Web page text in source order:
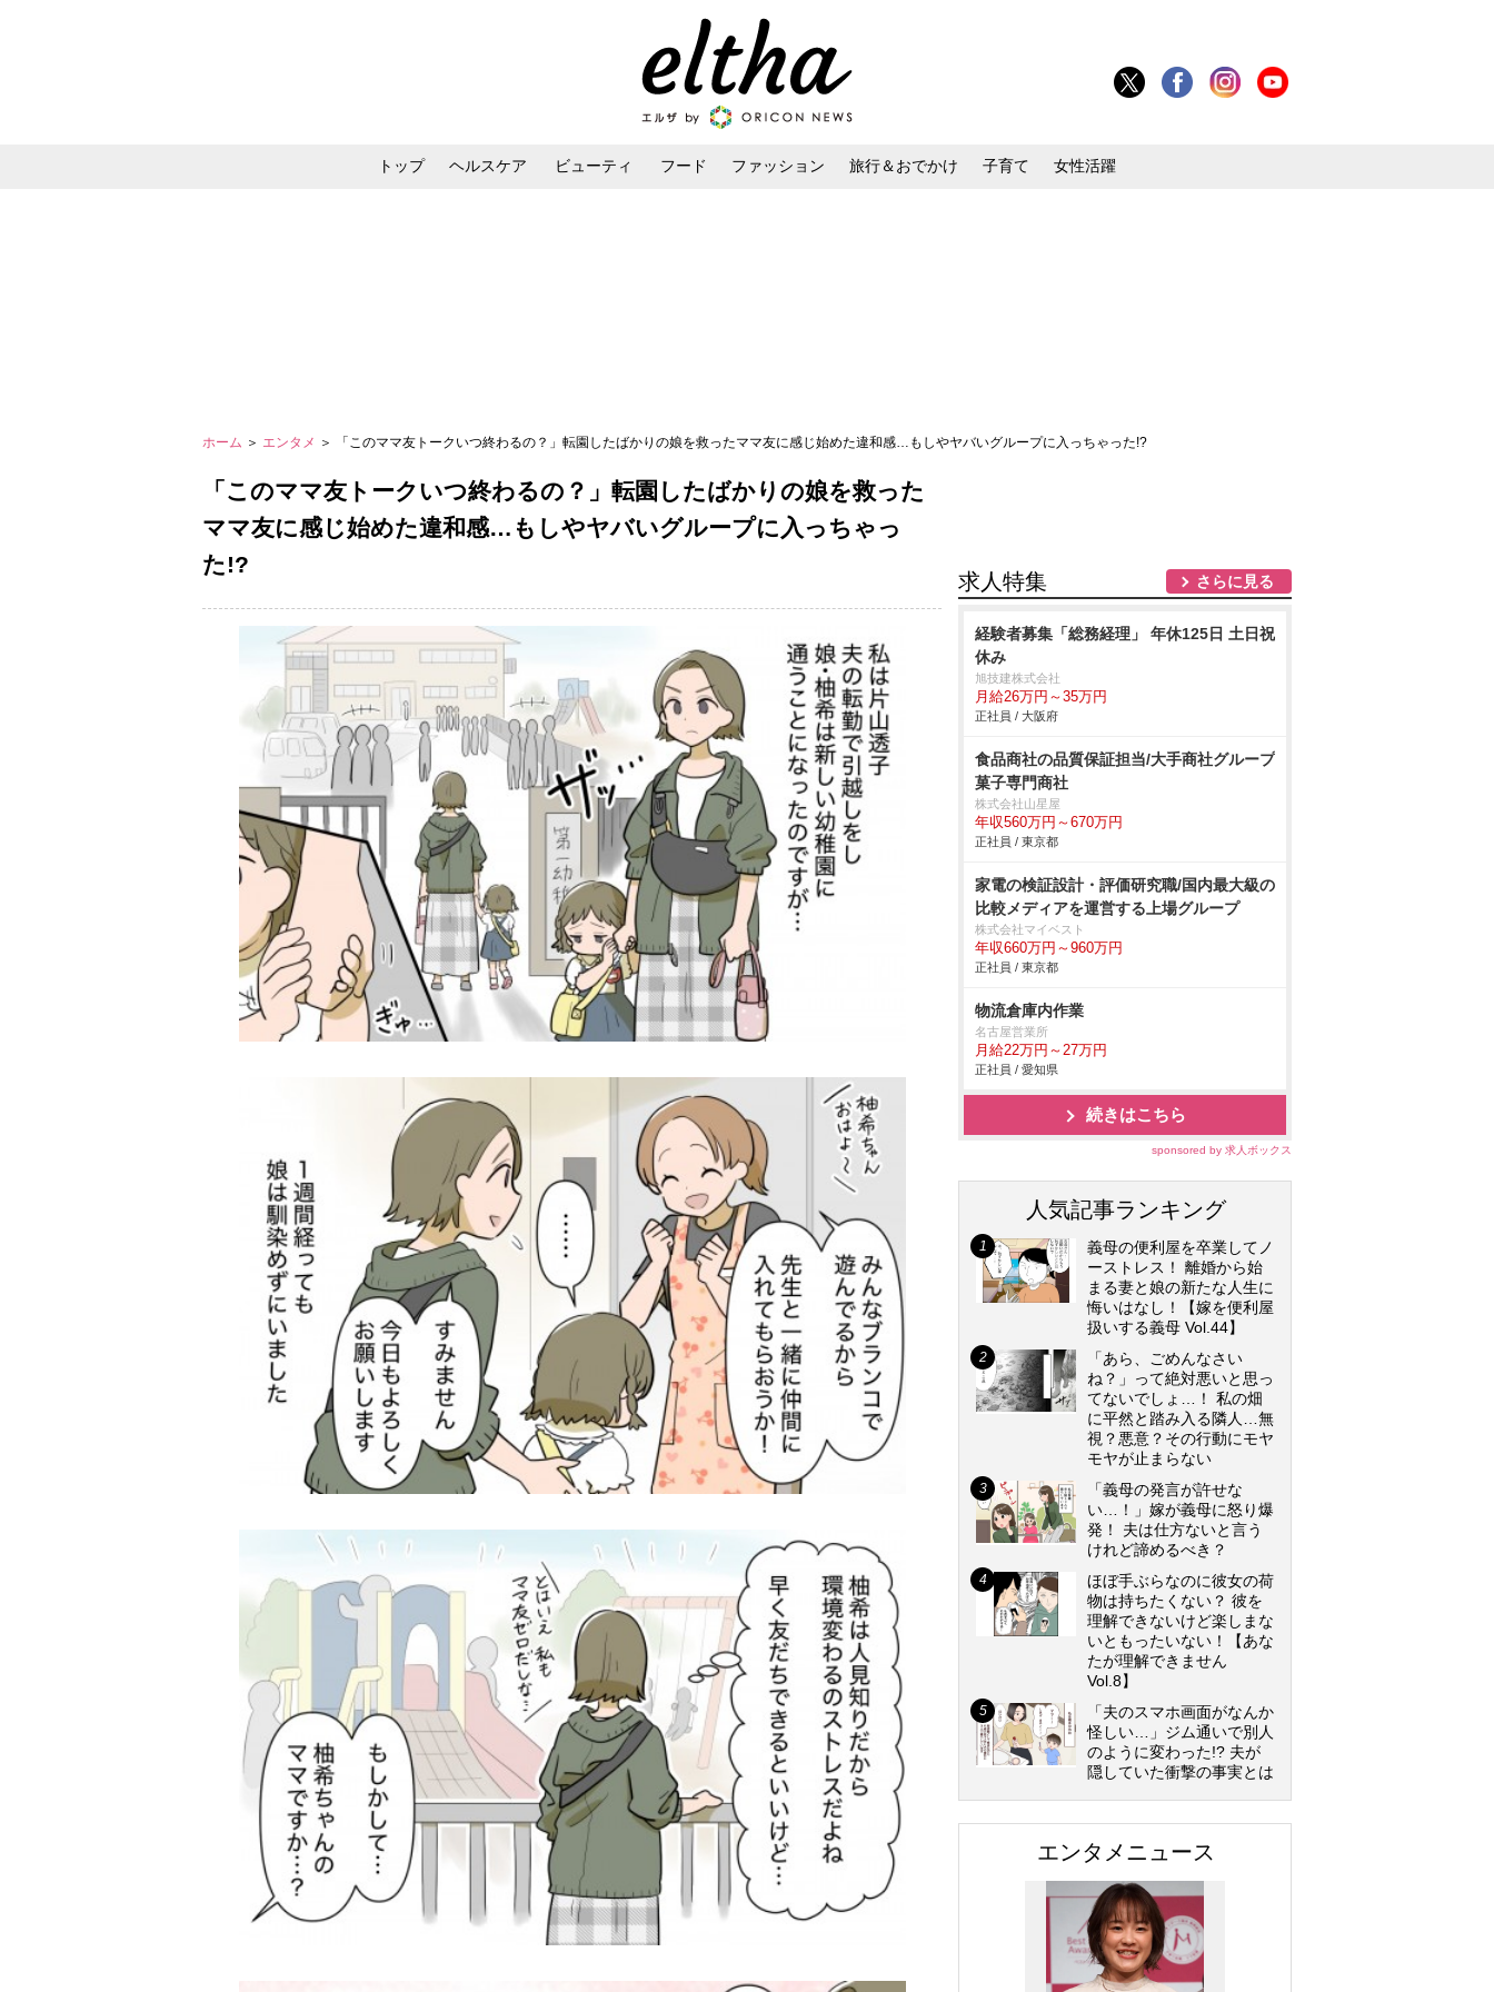
トップ ヘルスケア ビューティ フード ファッション 旅行＆おでかけ 子育て 女性活躍
ホーム ＞ エンタメ ＞ 「このママ友トークいつ終わるの？」転園したばかりの娘を救ったママ友に感じ始めた違和感…もしやヤバいグループに入っちゃった!?
「このママ友トークいつ終わるの？」転園したばかりの娘を救った
ママ友に感じ始めた違和感…もしやヤバいグループに入っちゃっ
た!?
求人特集 さらに見る
経験者募集「総務経理」 年休125日 土日祝
休み
旭技建株式会社
月給26万円～35万円
正社員 / 大阪府
食品商社の品質保証担当/大手商社グループ
菓子専門商社
株式会社山星屋
年収560万円～670万円
正社員 / 東京都
家電の検証設計・評価研究職/国内最大級の
比較メディアを運営する上場グループ
株式会社マイベスト
年収660万円～960万円
正社員 / 東京都
物流倉庫内作業
名古屋営業所
月給22万円～27万円
正社員 / 愛知県
続きはこちら
sponsored by 求人ボックス
人気記事ランキング
義母の便利屋を卒業してノ
ーストレス！ 離婚から始
まる妻と娘の新たな人生に
悔いはなし！【嫁を便利屋
扱いする義母 Vol.44】
「あら、ごめんなさい
ね？」って絶対悪いと思っ
てないでしょ…！ 私の畑
に平然と踏み入る隣人…無
視？悪意？その行動にモヤ
モヤが止まらない
「義母の発言が許せな
い…！」嫁が義母に怒り爆
発！ 夫は仕方ないと言う
けれど諦めるべき？
ほぼ手ぶらなのに彼女の荷
物は持ちたくない？ 彼を
理解できないけど楽しまな
いともったいない！【あな
たが理解できません
Vol.8】
「夫のスマホ画面がなんか
怪しい…」ジム通いで別人
のように変わった!? 夫が
隠していた衝撃の事実とは
エンタメニュース